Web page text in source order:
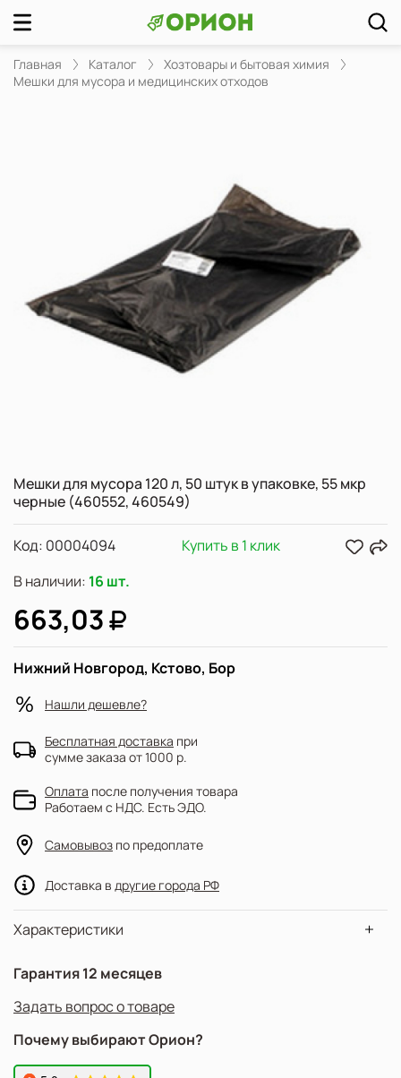
Главная Каталог
Хозтовары и бытовая химия
Мешки для мусора и медицинских отходов
Мешки для мусора 120 л, 50 штук в упаковке, 55 мкр
черные (460552, 460549)
Характеристики
Гарантия 12 месяцев
Задать вопрос о товаре
Почему выбирают Орион?
В наличии: 16 шт.
663,03
Код: 00004094 Купить в 1 клик
Нижний Новгород, Кстово, Бор
Нашли дешевле?
Бесплатная доставка при
сумме заказа от 1000 р.
Оплата после получения товара
Работаем с НДС. Есть ЭДО.
Самовывоз по предоплате
Доставка в другие города РФ